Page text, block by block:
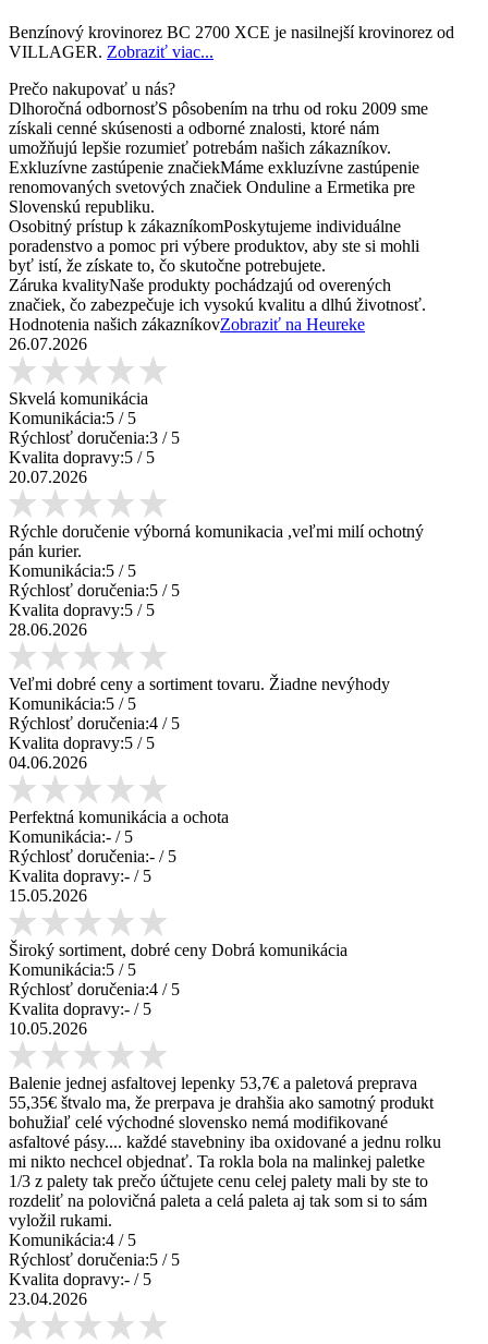
Benzínový krovinorez BC 2700 XCE je nasilnejší krovinorez od
VILLAGER. Zobraziť viac...
Prečo nakupovať u nás?
Dlhoročná odbornosťS pôsobením na trhu od roku 2009 sme
získali cenné skúsenosti a odborné znalosti, ktoré nám
umožňujú lepšie rozumieť potrebám našich zákazníkov.
Exkluzívne zastúpenie značiekMáme exkluzívne zastúpenie
renomovaných svetových značiek Onduline a Ermetika pre
Slovenskú republiku.
Osobitný prístup k zákazníkomPoskytujeme individuálne
poradenstvo a pomoc pri výbere produktov, aby ste si mohli
byť istí, že získate to, čo skutočne potrebujete.
Záruka kvalityNaše produkty pochádzajú od overených
značiek, čo zabezpečuje ich vysokú kvalitu a dlhú životnosť.
Hodnotenia našich zákazníkovZobraziť na Heureke
26.07.2026
Skvelá komunikácia
Komunikácia:5 / 5
Rýchlosť doručenia:3 / 5
Kvalita dopravy:5 / 5
20.07.2026
Rýchle doručenie výborná komunikacia ,veľmi milí ochotný
pán kurier.
Komunikácia:5 / 5
Rýchlosť doručenia:5 / 5
Kvalita dopravy:5 / 5
28.06.2026
Veľmi dobré ceny a sortiment tovaru. Žiadne nevýhody
Komunikácia:5 / 5
Rýchlosť doručenia:4 / 5
Kvalita dopravy:5 / 5
04.06.2026
Perfektná komunikácia a ochota
Komunikácia:- / 5
Rýchlosť doručenia:- / 5
Kvalita dopravy:- / 5
15.05.2026
Široký sortiment, dobré ceny Dobrá komunikácia
Komunikácia:5 / 5
Rýchlosť doručenia:4 / 5
Kvalita dopravy:- / 5
10.05.2026
Balenie jednej asfaltovej lepenky 53,7€ a paletová preprava
55,35€ štvalo ma, že prerpava je drahšia ako samotný produkt
bohužiaľ celé východné slovensko nemá modifikované
asfaltové pásy.... každé stavebniny iba oxidované a jednu rolku
mi nikto nechcel objednať. Ta rokla bola na malinkej paletke
1/3 z palety tak prečo účtujete cenu celej palety mali by ste to
rozdeliť na polovičná paleta a celá paleta aj tak som si to sám
vyložil rukami.
Komunikácia:4 / 5
Rýchlosť doručenia:5 / 5
Kvalita dopravy:- / 5
23.04.2026